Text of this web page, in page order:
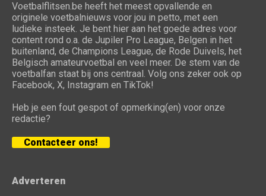
Voetbalflitsen.be heeft het meest opvallende en
originele voetbalnieuws voor jou in petto, met een
ludieke insteek. Je bent hier aan het goede adres voor
content rond o.a. de Jupiler Pro League, Belgen in het
buitenland, de Champions League, de Rode Duivels, het
Belgisch amateurvoetbal en veel meer. De stem van de
voetbalfan staat bij ons centraal. Volg ons zeker ook op
Facebook, X, Instagram en TikTok!
Heb je een fout gespot of opmerking(en) voor onze
redactie?
Contacteer ons!
Adverteren